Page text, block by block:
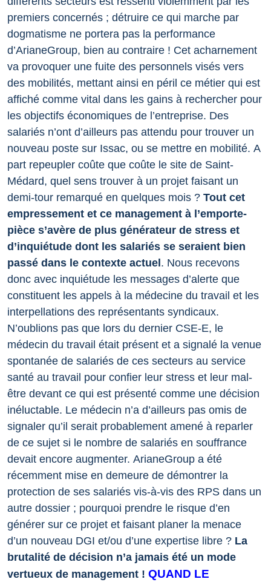
premiers concernés ; détruire ce qui marche par
dogmatisme ne portera pas la performance
d’ArianeGroup, bien au contraire ! Cet acharnement
va provoquer une fuite des personnels visés vers
des mobilités, mettant ainsi en péril ce métier qui est
affiché comme vital dans les gains à rechercher pour
les objectifs économiques de l’entreprise. Des
salariés n’ont d’ailleurs pas attendu pour trouver un
nouveau poste sur Issac, ou se mettre en mobilité. A
part repeupler coûte que coûte le site de Saint-
Médard, quel sens trouver à un projet faisant un
demi-tour remarqué en quelques mois ? Tout cet
empressement et ce management à l’emporte-
pièce s’avère de plus générateur de stress et
d’inquiétude dont les salariés se seraient bien
passé dans le contexte actuel . Nous recevons
donc avec inquiétude les messages d’alerte que
constituent les appels à la médecine du travail et les
interpellations des représentants syndicaux.
N’oublions pas que lors du dernier CSE-E, le
médecin du travail était présent et a signalé la venue
spontanée de salariés de ces secteurs au service
santé au travail pour confier leur stress et leur mal-
être devant ce qui est présenté comme une décision
inéluctable. Le médecin n’a d’ailleurs pas omis de
signaler qu’il serait probablement amené à reparler
de ce sujet si le nombre de salariés en souffrance
devait encore augmenter. ArianeGroup a été
récemment mise en demeure de démontrer la
protection de ses salariés vis-à-vis des RPS dans un
autre dossier ; pourquoi prendre le risque d’en
générer sur ce projet et faisant planer la menace
d’un nouveau DGI et/ou d’une expertise libre ? La
brutalité de décision n’a jamais été un mode
vertueux de management ! QUAND LE